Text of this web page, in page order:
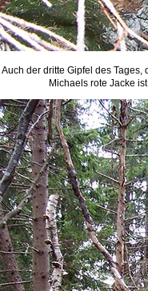
Auch der dritte Gipfel des
Michaels rote Jacke